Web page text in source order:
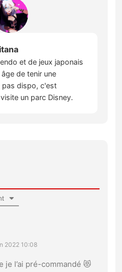
et de jeux japonais
de tenir une
pas dispo, c'est
un parc Disney.
2022 10:08
je l’ai pré-commandé 😻